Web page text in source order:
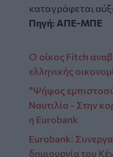
καταγράφεται
Πηγή: ΑΠΕ-ΜΠΕ
Ο οίκος Fitch
ελληνικής
"Ψήφος
Ναυτιλία - Στην
η Eurobank
Eurobank:
δημιουργία του